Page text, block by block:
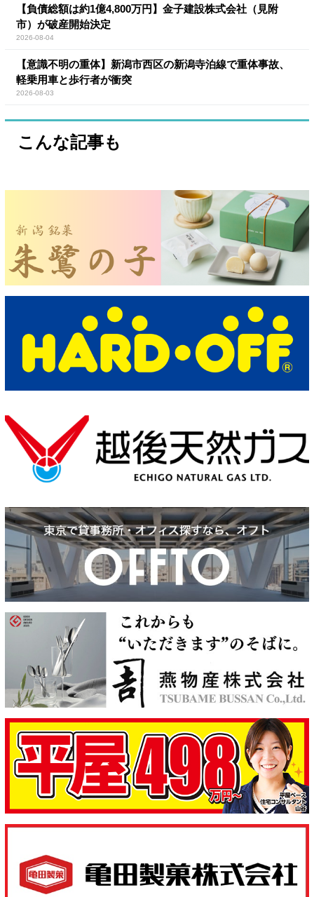
【負債総額は約1億4,800万円】金子建設株式会社（見附
市）が破産開始決定
2026-08-04
【意識不明の重体】新潟市西区の新潟寺泊線で重体事故、
軽乗用車と歩行者が衝突
2026-08-03
こんな記事も